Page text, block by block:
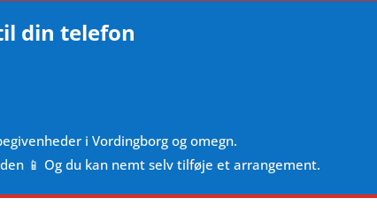
din telefon
i Vordingborg og omegn.
📱 Og du kan nemt selv tilføje et arrangement.